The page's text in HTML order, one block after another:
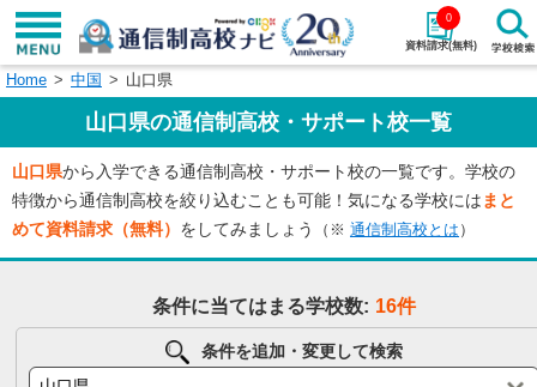
資料請求(無料)
0
学校名で探す
検索
エリアから探す 特徴から探す
エリアを選択して探す
北海道・東北
東海 北陸・甲信越
Home 中国 山口県
山口県の通信制高校・サポート校一覧
山口県から入学できる通信制高校・サポート校の一覧です。学校の
特徴から通信制高校を絞り込むことも可能！気になる学校には まと
めて資料請求（無料） をしてみましょう （※ 通信制高校とは ）
条件に当てはまる学校数: 16件
条件を追加・変更して検索